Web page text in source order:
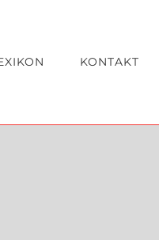
KONTAKT